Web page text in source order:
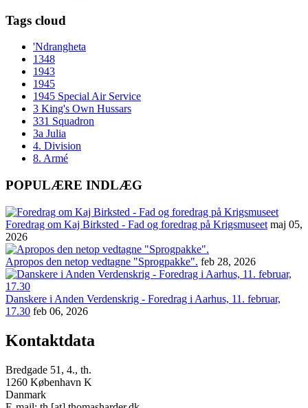
Tags cloud
'Ndrangheta
1348
1943
1945
1945 Special Air Service
3 King's Own Hussars
331 Squadron
3a Julia
4. Division
8. Armé
POPULÆRE INDLÆG
Foredrag om Kaj Birksted - Fad og foredrag på Krigsmuseet maj 05,
2026
Apropos den netop vedtagne "Sprogpakke". feb 28, 2026
Danskere i Anden Verdenskrig - Foredrag i Aarhus, 11. februar,
17.30 feb 06, 2026
Kontaktdata
Bredgade 51, 4., th.
1260 København K
Danmark